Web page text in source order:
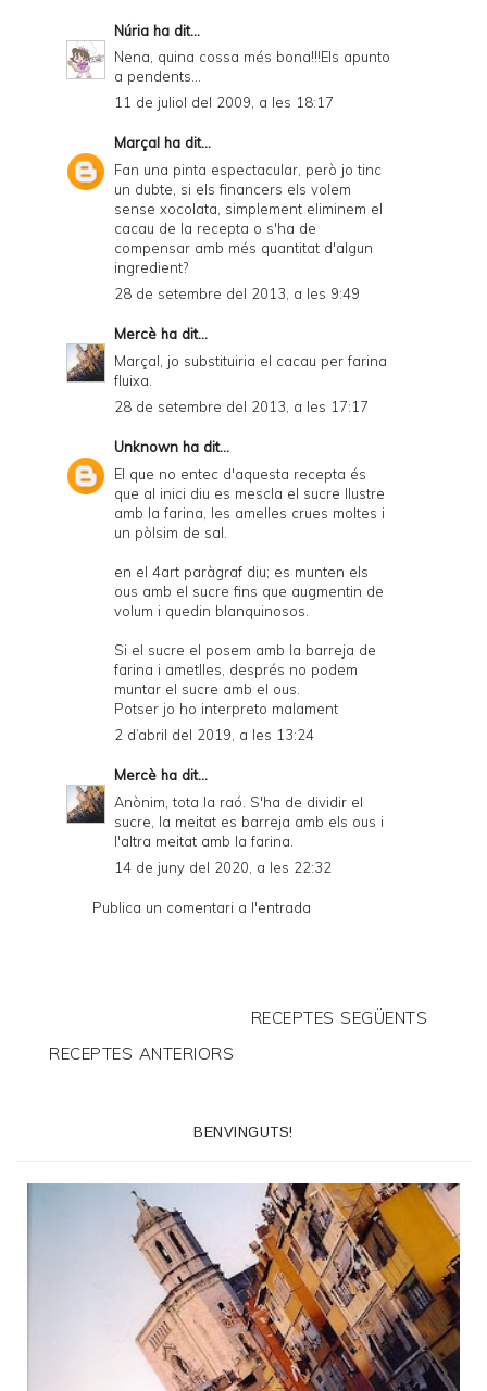
Núria ha dit...
Nena, quina cossa més bona!!!Els apunto
a pendents...
11 de juliol del 2009, a les 18:17
Marçal ha dit...
Fan una pinta espectacular, però jo tinc
un dubte, si els financers els volem
sense xocolata, simplement eliminem el
cacau de la recepta o s'ha de
compensar amb més quantitat d'algun
ingredient?
28 de setembre del 2013, a les 9:49
Mercè ha dit...
Marçal, jo substituiria el cacau per farina
fluixa.
28 de setembre del 2013, a les 17:17
Unknown ha dit...
El que no entec d'aquesta recepta és
que al inici diu es mescla el sucre llustre
amb la farina, les amelles crues moltes i
un pòlsim de sal.
en el 4art paràgraf diu; es munten els
ous amb el sucre fins que augmentin de
volum i quedin blanquinosos.
Si el sucre el posem amb la barreja de
farina i ametlles, després no podem
muntar el sucre amb el ous.
Potser jo ho interpreto malament
2 d’abril del 2019, a les 13:24
Mercè ha dit...
Anònim, tota la raó. S'ha de dividir el
sucre, la meitat es barreja amb els ous i
l'altra meitat amb la farina.
14 de juny del 2020, a les 22:32
Publica un comentari a l'entrada
RECEPTES SEGÜENTS
RECEPTES ANTERIORS
BENVINGUTS!